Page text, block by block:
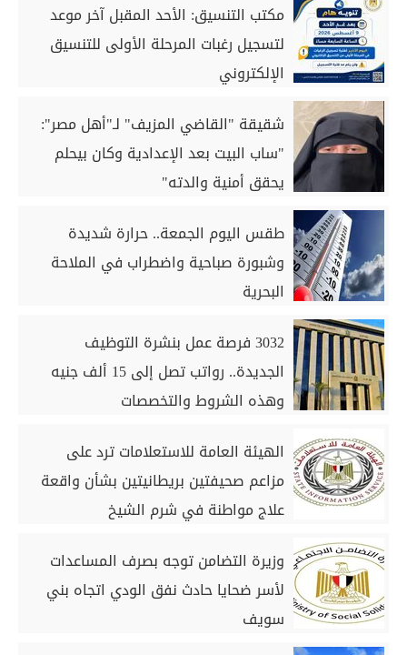
مكتب التنسيق: الأحد المقبل آخر موعد
لتسجيل رغبات المرحلة الأولى للتنسيق
الإلكتروني
شقيقة "القاضي المزيف" لـ"أهل مصر":
"ساب البيت بعد الإعدادية وكان بيحلم
يحقق أمنية والدته"
طقس اليوم الجمعة.. حرارة شديدة
وشبورة صباحية واضطراب في الملاحة
البحرية
3032 فرصة عمل بنشرة التوظيف
الجديدة.. رواتب تصل إلى 15 ألف جنيه
وهذه الشروط والتخصصات
الهيئة العامة للاستعلامات ترد على
مزاعم صحيفتين بريطانيتين بشأن واقعة
علاج مواطنة في شرم الشيخ
وزيرة التضامن توجه بصرف المساعدات
لأسر ضحايا حادث نفق الودي اتجاه بني
سويف